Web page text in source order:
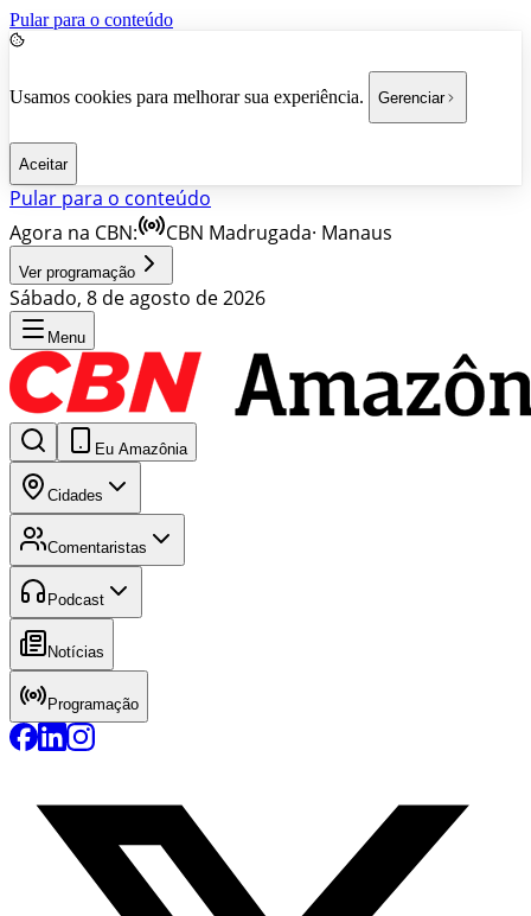
Pular para o conteúdo
Usamos cookies para melhorar sua experiência. Gerenciar
Aceitar
Pular para o conteúdo
Agora na CBN:
CBN Madrugada· Manaus
Ver programação
Sábado, 8 de agosto de 2026
Menu
Eu Amazônia
Cidades
Comentaristas
Podcast
Notícias
Programação